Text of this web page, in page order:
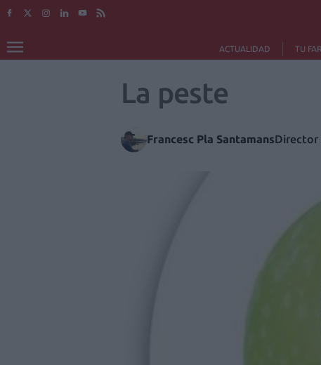
ACTUALIDAD TU
La peste
Francesc Pla SantamansDirector